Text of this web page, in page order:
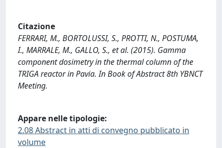
Citazione
FERRARI, M., BORTOLUSSI, S., PROTTI, N., POSTUMA,
I., MARRALE, M., GALLO, S., et al. (2015). Gamma
component dosimetry in the thermal column of the
TRIGA reactor in Pavia. In Book of Abstract 8th YBNCT
Meeting.
Appare nelle tipologie:
2.08 Abstract in atti di convegno pubblicato in
volume